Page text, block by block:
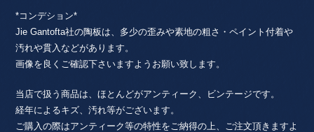
*コンデション*
Jie Gantofta社の陶板は、多少の歪みや素地の粗さ・ペイント付着や
汚れや貫入などがあります。
画像を良くご確認下さいますようお願い致します。
当店で扱う商品は、ほとんどがアンティーク、ビンテージです。
経年によるキズ、汚れ等がございます。
ご購入の際はアンティーク等の特性をご納得の上、ご注文頂きますよ